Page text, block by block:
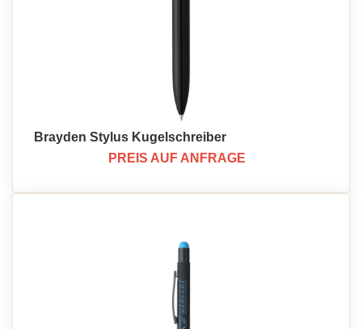
Brayden Stylus Kugelschreiber
PREIS AUF ANFRAGE